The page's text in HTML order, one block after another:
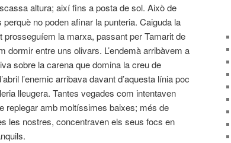
altura; així fins a posta de sol. Això de
perquè no poden afinar la punteria. Caiguda la
la marxa, passant per Tamarit de
dormir entre uns olivars. L’endemà arribàvem a
sobre la carena que domina la creu de
l’enemic arribava davant d’aquesta línia poc
lleugera. Tantes vegades com intentaven
replegar amb moltíssimes baixes; més de
les nostres, concentraven els seus focs en